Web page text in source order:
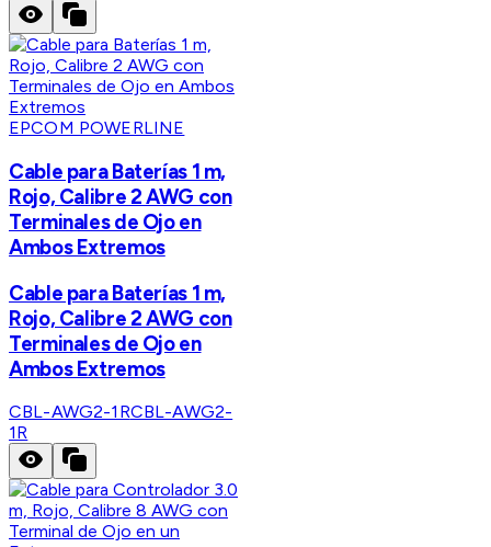
EPCOM POWERLINE
Cable para Baterías 1 m,
Rojo, Calibre 2 AWG con
Terminales de Ojo en
Ambos Extremos
Cable para Baterías 1 m,
Rojo, Calibre 2 AWG con
Terminales de Ojo en
Ambos Extremos
CBL-AWG2-1RCBL-AWG2-
1R